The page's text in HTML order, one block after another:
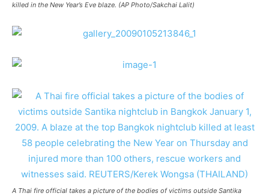
killed in the New Year’s Eve blaze. (AP Photo/Sakchai Lalit)
A Thai fire official takes a picture of the bodies of victims outside Santika